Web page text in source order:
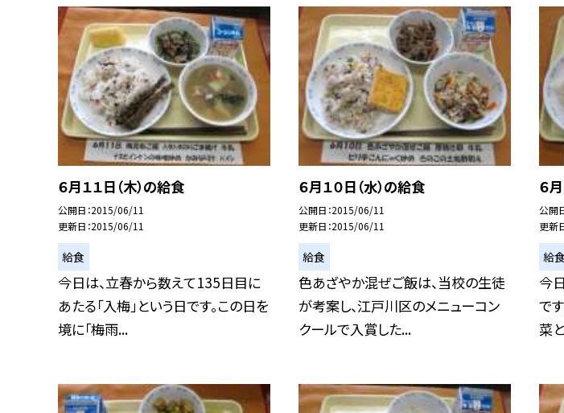
６月１１日（木）の給食
公開日 2015/06/11
更新日 2015/06/11
給食
今日は、立春から数えて135日目に
あたる「入梅」という日です。この日を
境に「梅雨...
６月１０日（水）の給食
公開日 2015/06/11
更新日 2015/06/11
給食
色あざやか混ぜご飯は、当校の生徒
が考案し、江戸川区のメニューコン
クールで入賞した...
６
公開
更新
給食
今
で
菜